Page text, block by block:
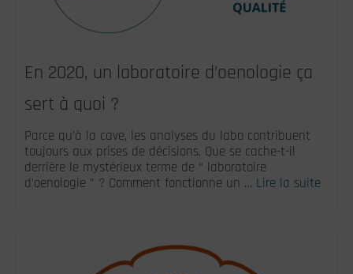
En 2020, un laboratoire d’oenologie ça
sert à quoi ?
Parce qu’à la cave, les analyses du labo contribuent
toujours aux prises de décisions. Que se cache-t-il
derrière le mystérieux terme de “ laboratoire
d’oenologie ” ? Comment fonctionne un … Lire la suite